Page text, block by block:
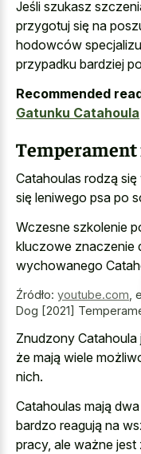
Jeśli szukasz
przygotuj się na
hodowców
przypadku bardziej
Recommended
Gatunku Catahoula
Catahoulas rodzą
się leniwego psa po
Wczesne szkolenie
kluczowe znaczenie
wychowanego
Źródło: youtube.com
Dog [2021]
Znudzony Catahoula
że mają wiele
nich.
Catahoulas mają
bardzo reagują na
pracy, ale ważne jest